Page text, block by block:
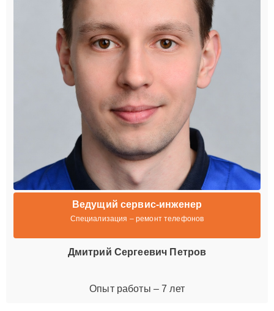
Ведущий сервис-инженер
Специализация – ремонт телефонов
Дмитрий Сергеевич Петров
Опыт работы – 7 лет